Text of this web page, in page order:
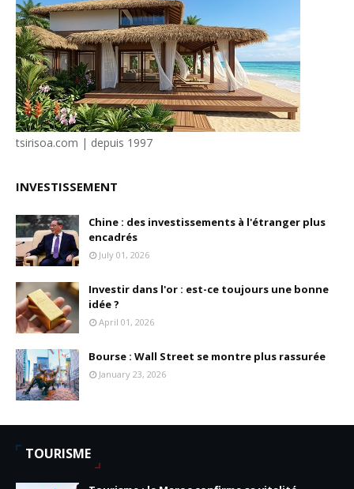
tsirisoa.com | depuis 1997
INVESTISSEMENT
Chine : des investissements à l'étranger plus
encadrés
July 01, 2026
Investir dans l'or : est-ce toujours une bonne
idée ?
April 01, 2026
Bourse : Wall Street se montre plus rassurée
January 23, 2026
TOURISME